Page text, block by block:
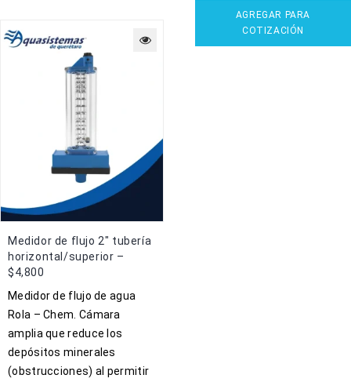
AGREGAR PARA
COTIZACIÓN
Medidor de flujo 2″ tubería
horizontal/superior –
$4,800
Medidor de flujo de agua
Rola – Chem. Cámara
amplia que reduce los
depósitos minerales
(obstrucciones) al permitir